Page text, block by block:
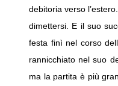
debitoria verso
dimettersi. E il suo
festa finì nel corso
rannicchiato nel suo
ma la partita è più